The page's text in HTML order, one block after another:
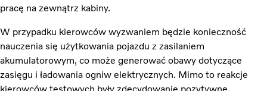
pracę na zewnątrz kabiny.
W przypadku kierowców wyzwaniem będzie konieczność
nauczenia się użytkowania pojazdu z zasilaniem
akumulatorowym, co może generować obawy dotyczące
zasięgu i ładowania ogniw elektrycznych. Mimo to reakcje
kierowców testowych były zdecydowanie pozytywne.